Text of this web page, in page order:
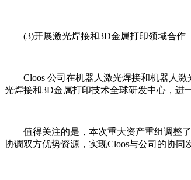
(3)开展激光焊接和3D金属打印领域合作
Cloos 公司在机器人激光焊接和机器人
光焊接和3D金属打印技术全球研发中心，进
值得关注的是，本次重大资产重组调整
协调双方优势资源，实现Cloos与公司的协同